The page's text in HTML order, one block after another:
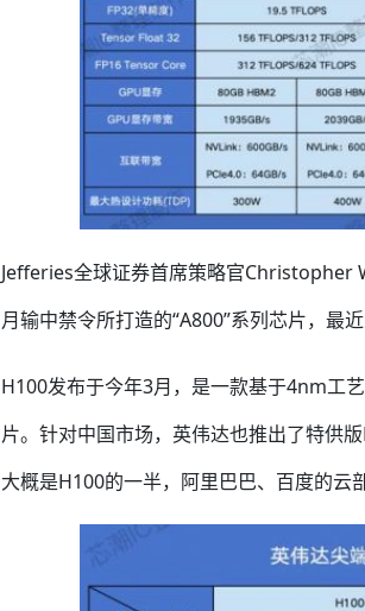
Jefferies全球证券首席策略官Christopher
月输中禁令所打造的“A800”系列芯片，最
H100发布于今年3月，是一款基于4nm工
片。针对中国市场，英伟达也推出了特供
大概是H100的一半，阿里巴巴、百度的云